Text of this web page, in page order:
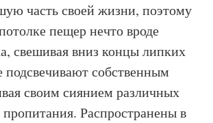
часть своей жизни, поэтому
пещер нечто вроде
свешивая вниз концы липких
подсвечивают собственным
своим сиянием различных
Распространены в